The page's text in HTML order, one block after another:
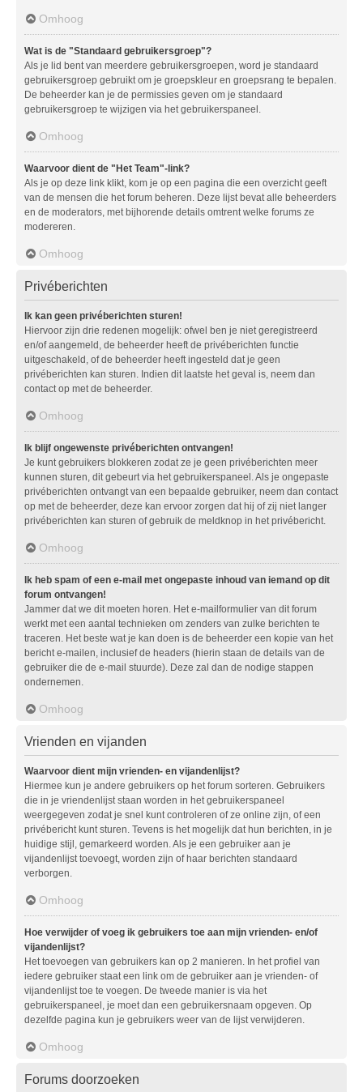
Omhoog
Wat is de "Standaard gebruikersgroep"?
Als je lid bent van meerdere gebruikersgroepen, word je standaard
gebruikersgroep gebruikt om je groepskleur en groepsrang te bepalen.
De beheerder kan je de permissies geven om je standaard
gebruikersgroep te wijzigen via het gebruikerspaneel.
Omhoog
Waarvoor dient de "Het Team"-link?
Als je op deze link klikt, kom je op een pagina die een overzicht geeft
van de mensen die het forum beheren. Deze lijst bevat alle beheerders
en de moderators, met bijhorende details omtrent welke forums ze
modereren.
Omhoog
Privéberichten
Ik kan geen privéberichten sturen!
Hiervoor zijn drie redenen mogelijk: ofwel ben je niet geregistreerd
en/of aangemeld, de beheerder heeft de privéberichten functie
uitgeschakeld, of de beheerder heeft ingesteld dat je geen
privéberichten kan sturen. Indien dit laatste het geval is, neem dan
contact op met de beheerder.
Omhoog
Ik blijf ongewenste privéberichten ontvangen!
Je kunt gebruikers blokkeren zodat ze je geen privéberichten meer
kunnen sturen, dit gebeurt via het gebruikerspaneel. Als je ongepaste
privéberichten ontvangt van een bepaalde gebruiker, neem dan contact
op met de beheerder, deze kan ervoor zorgen dat hij of zij niet langer
privéberichten kan sturen of gebruik de meldknop in het privébericht.
Omhoog
Ik heb spam of een e-mail met ongepaste inhoud van iemand op dit
forum ontvangen!
Jammer dat we dit moeten horen. Het e-mailformulier van dit forum
werkt met een aantal technieken om zenders van zulke berichten te
traceren. Het beste wat je kan doen is de beheerder een kopie van het
bericht e-mailen, inclusief de headers (hierin staan de details van de
gebruiker die de e-mail stuurde). Deze zal dan de nodige stappen
ondernemen.
Omhoog
Vrienden en vijanden
Waarvoor dient mijn vrienden- en vijandenlijst?
Hiermee kun je andere gebruikers op het forum sorteren. Gebruikers
die in je vriendenlijst staan worden in het gebruikerspaneel
weergegeven zodat je snel kunt controleren of ze online zijn, of een
privébericht kunt sturen. Tevens is het mogelijk dat hun berichten, in je
huidige stijl, gemarkeerd worden. Als je een gebruiker aan je
vijandenlijst toevoegt, worden zijn of haar berichten standaard
verborgen.
Omhoog
Hoe verwijder of voeg ik gebruikers toe aan mijn vrienden- en/of
vijandenlijst?
Het toevoegen van gebruikers kan op 2 manieren. In het profiel van
iedere gebruiker staat een link om de gebruiker aan je vrienden- of
vijandenlijst toe te voegen. De tweede manier is via het
gebruikerspaneel, je moet dan een gebruikersnaam opgeven. Op
dezelfde pagina kun je gebruikers weer van de lijst verwijderen.
Omhoog
Forums doorzoeken